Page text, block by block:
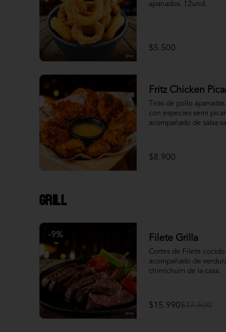
apanados. 12und.
$5.500
Fritz Chicken
Tiras de pollo
con especies semi
acompañado de salsa
$8.900
Grill
-9% Filete Grilla
Cortes de Filete
acompañado de
chimichurri de la casa.
$15.990$17.500